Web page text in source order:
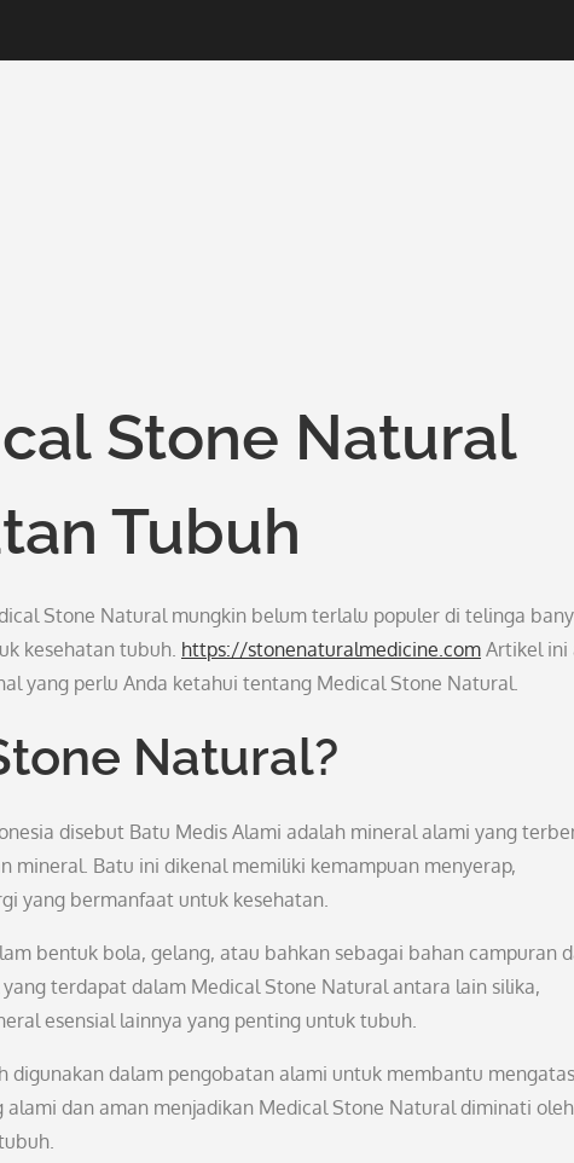
Stone Natural
Tubuh
Stone Natural mungkin belum terlalu populer di telinga
kesehatan tubuh. https://stonenaturalmedicine.com Artikel ini
yang perlu Anda ketahui tentang Medical Stone Natural.
Natural?
disebut Batu Medis Alami adalah mineral alami yang
mineral. Batu ini dikenal memiliki kemampuan menyerap,
yang bermanfaat untuk kesehatan.
bentuk bola, gelang, atau bahkan sebagai bahan campuran
terdapat dalam Medical Stone Natural antara lain silika,
esensial lainnya yang penting untuk tubuh.
digunakan dalam pengobatan alami untuk membantu
dan aman menjadikan Medical Stone Natural diminati oleh